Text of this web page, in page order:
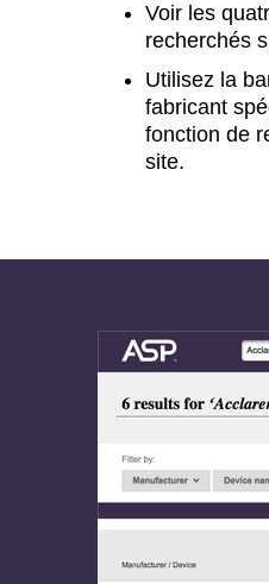
Voir les
recherchés
Utilisez la
fabricant
fonction de
site.